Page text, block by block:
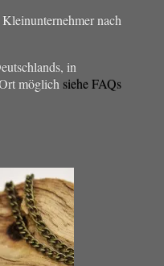
nach
in
möglich siehe FAQs